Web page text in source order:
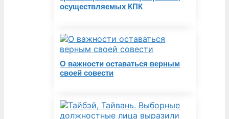
осуществляемых КПК
О важности оставаться верным
своей совести